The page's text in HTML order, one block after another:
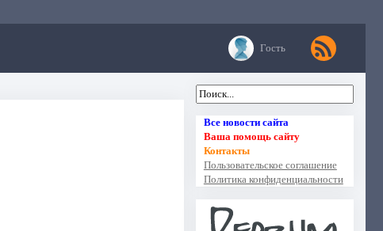
Гость
Все новости сайта
Ваша помощь сайту
Контакты
Пользовательское соглашение
Политика конфиденциальности